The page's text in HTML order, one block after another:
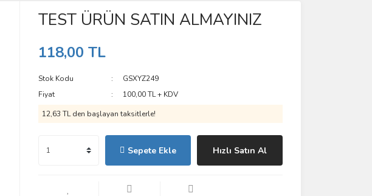
TEST ÜRÜN SATIN ALMAYINIZ
118,00 TL
Stok Kodu
GSXYZ249
Fiyat
100,00 TL + KDV
12,63 TL den başlayan taksitlerle!
Sepete Ekle Hızlı Satın Al